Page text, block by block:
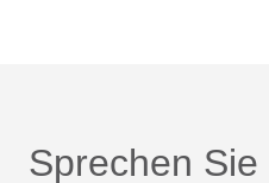
Sprechen Sie